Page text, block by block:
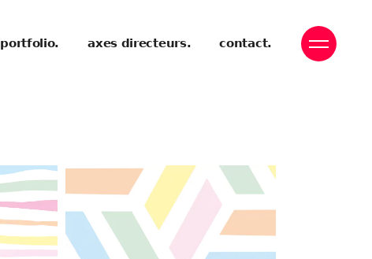
portfolio. axes directeurs. contact.